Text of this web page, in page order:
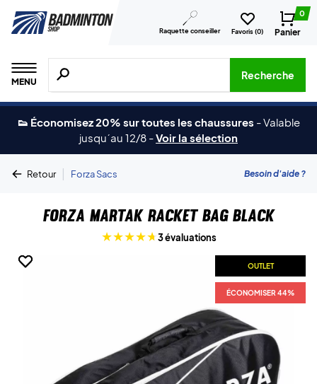
Raquette conseiller Favoris (0)
0
Panier
MENU
Recherche de produits, de marques, etc.
Recherche
👟 Économisez 20% sur toutes les chaussures -Valable
jusqu´au 12/8 -Voir la sélection
Retour | Forza Sacs Besoin d'aide ?
Forza Martak Racket Bag Black
3 évaluations
OUTLET
ÉCONOMISER 44%
OUTLET
ÉCONOMISER 44%